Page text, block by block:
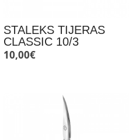
STALEKS TIJERAS
CLASSIC 10/3
10,00€